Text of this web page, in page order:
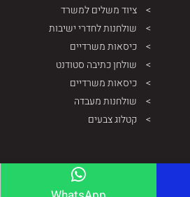
ציוד משלים למשרד
שולחנות לחדרי ישיבות
כיסאות משרדיים
שולחן כתיבה סטודנט
כיסאות משרדיים
שולחנות מעבדה
קטלוג צבעים